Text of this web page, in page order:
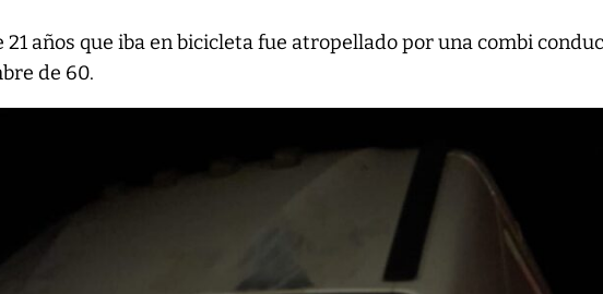
21 años que iba en bicicleta fue atropellado por una combi
de 60.